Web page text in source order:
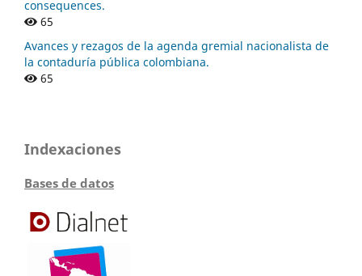
consequences.
65
Avances y rezagos de la agenda gremial nacionalista de
la contaduría pública colombiana.
65
Indexaciones
Bases de datos